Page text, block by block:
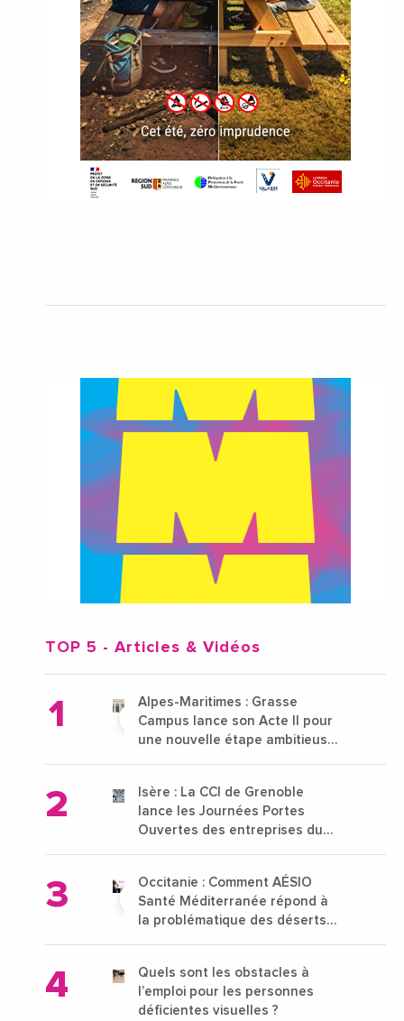
TOP 5 - Articles & Vidéos
Alpes-Maritimes : Grasse
Campus lance son Acte II pour
une nouvelle étape ambitieuse
Isère : La CCI de Grenoble
lance les Journées Portes
Ouvertes des entreprises du
Occitanie : Comment AÉSIO
Santé Méditerranée répond à
la problématique des déserts
Quels sont les obstacles à
l’emploi pour les personnes
déficientes visuelles ?